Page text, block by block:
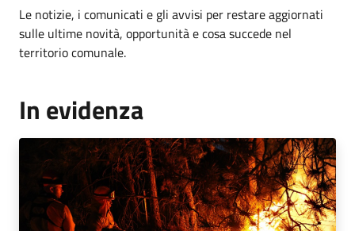
Le notizie, i comunicati e gli avvisi per restare aggiornati
sulle ultime novità, opportunità e cosa succede nel
territorio comunale.
In evidenza